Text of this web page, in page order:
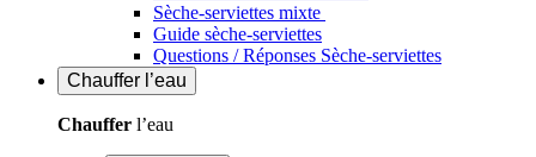
Sèche-serviettes mixte
Guide sèche-serviettes
Questions / Réponses Sèche-serviettes
Chauffer l’eau
Chauffer l’eau